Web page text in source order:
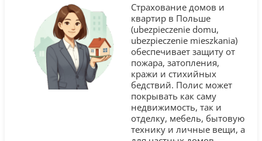
Страхование домов и
квартир в Польше
(ubezpieczenie domu,
ubezpieczenie mieszkania)
обеспечивает защиту от
пожара, затопления,
кражи и стихийных
бедствий. Полис может
покрывать как саму
недвижимость, так и
отделку, мебель, бытовую
технику и личные вещи, а